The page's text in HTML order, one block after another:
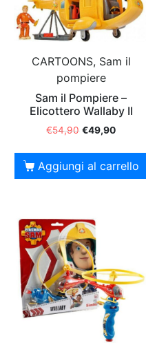
CARTOONS, Sam il
pompiere
Sam il Pompiere –
Elicottero Wallaby II
€54,90 €49,90
Aggiungi al carrello